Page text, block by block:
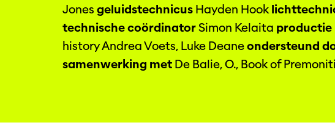
Jones geluidstechnicus Hayden Hook
technische coördinatorSimon Kelaita productie
history Andrea Voets, Luke Deaneondersteund
samenwerking met De Balie, O., Book of